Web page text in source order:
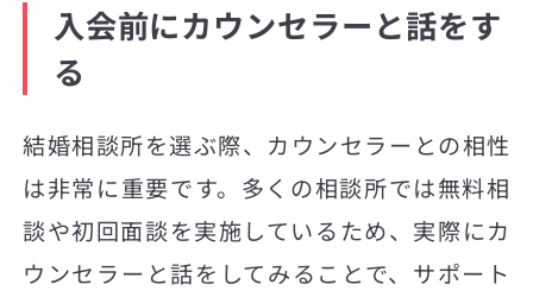
入会前にカウンセラーと話をす
る
結婚相談所を選ぶ際、カウンセラーとの相性
は非常に重要です。多くの相談所では無料相
談や初回面談を実施しているため、実際にカ
ウンセラーと話をしてみることで、サポート